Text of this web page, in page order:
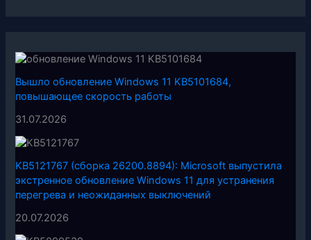
Вышло обновление Windows 11 KB5101684,
повышающее скорость работы
31.07.2026
KB5121767 (сборка 26200.8894): Microsoft выпустила
экстренное обновление Windows 11 для устранения
перегрева и неожиданных выключений
20.07.2026